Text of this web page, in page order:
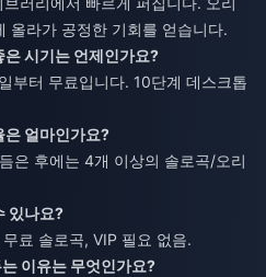
올라가 공정한 기회를 얻습니다.
은 시기는 언제인가요?
부터 무료입니다. 10단계 데스크톱
은 얼마인가요?
은 후에는 4개 이상의 솔로곡/오리
있나요?
료 솔로곡, VIP 필요 없음.
이유는 무엇인가요?